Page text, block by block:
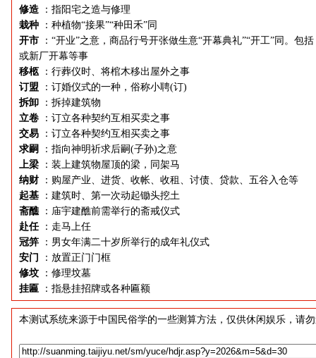
修造
：指阳宅之造与修理
栽种
：种植物“接果”“种田禾”同
开市
：“开业”之意，商品行号开张做生意“开幕典礼”“开工”同。
或新厂开幕等事
移柩
：行葬仪时、将棺木移出屋外之事
订盟
：订婚仪式的一种，俗称小聘(订)
拆卸
：拆掉建筑物
立卷
：订立各种契约互相买卖之事
交易
：订立各种契约互相买卖之事
求嗣
：指向神明祈求后嗣(子孙)之意
上梁
：装上建筑物屋顶的梁，同架马
纳财
：购屋产业、进货、收帐、收租、讨债、贷款、五谷入仓等
起基
：建筑时、第一次动起锄头挖土
斋醮 ：庙宇建醮前需举行的斋戒仪式
赴任 ：走马上任
冠笄
：男女年满二十岁所举行的成年礼仪式
安门
：放置正门门框
修坟
：修理坟墓
挂匾
：指悬挂招牌或各种匾额
本测试系统来源于中国民俗学的一些测算方法，仅供休闲娱乐，请